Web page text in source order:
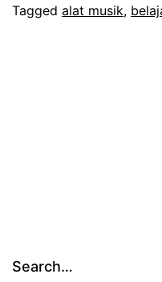
Tagged alat musik,
Search…